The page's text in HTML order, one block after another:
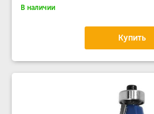
В наличии
Купить